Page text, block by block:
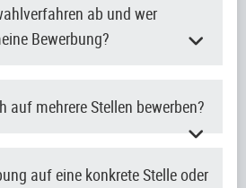
ab und wer
Bewerbung?
auf mehrere Stellen bewerben?
auf eine konkrete Stelle oder